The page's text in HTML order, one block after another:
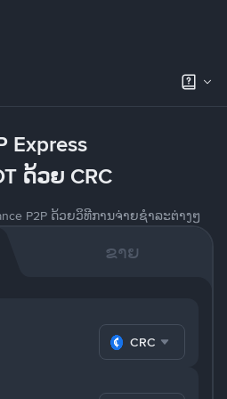
Express
ດ້ວຍ CRC
P2P ດ້ວຍວິທີການຈ່າຍຊຳລະຕ່າງໆ
ຂາຍ
CRC